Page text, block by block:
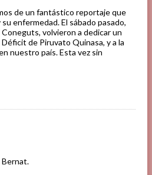
de un fantástico reportaje que
enfermedad. El sábado pasado,
volvieron a dedicar un
de Piruvato Quinasa, y a la
nuestro país. Esta vez sin
Bernat.